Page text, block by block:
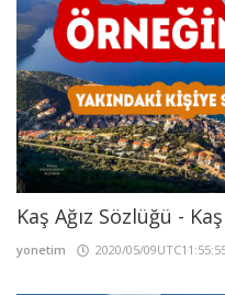
Kaş Ağız Sözlüğü -
yonetim 2020/05/